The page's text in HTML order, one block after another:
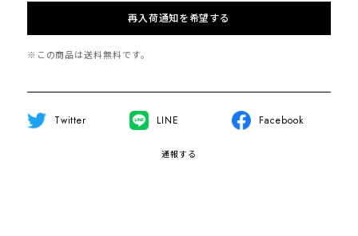
再入荷通知を希望する
※この商品は送料無料です。
Twitter LINE Facebook
通報する